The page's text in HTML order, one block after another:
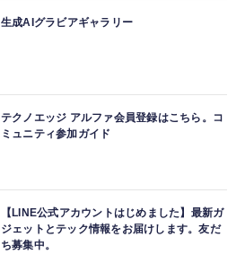
生成AIグラビアギャラリー
テクノエッジ アルファ会員登録はこちら。コ
ミュニティ参加ガイド
【LINE公式アカウントはじめました】最新ガ
ジェットとテック情報をお届けします。友だ
ち募集中。